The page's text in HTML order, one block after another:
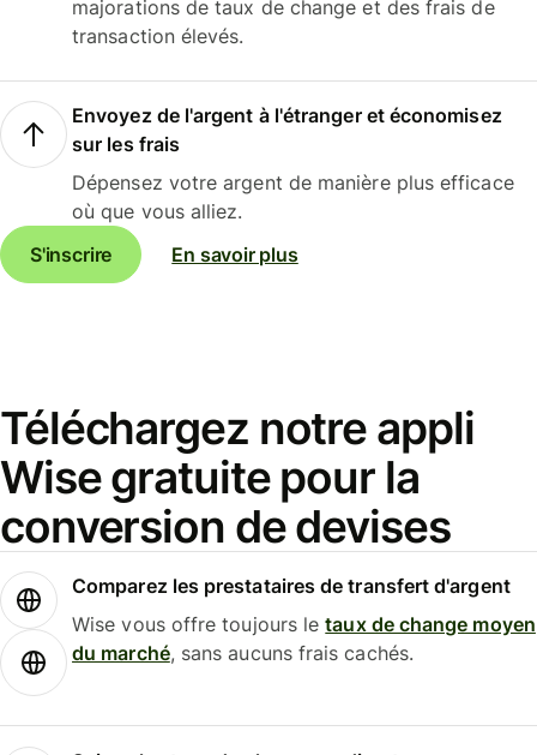
majorations de taux de change et des frais de
transaction élevés.
Envoyez de l'argent à l'étranger et économisez
sur les frais
Dépensez votre argent de manière plus efficace
où que vous alliez.
S'inscrire
En savoir plus
Téléchargez notre appli
Wise gratuite pour la
conversion de devises
Comparez les prestataires de transfert d'argent
Wise vous offre toujours letaux de change moyen
du marché, sans aucuns frais cachés.